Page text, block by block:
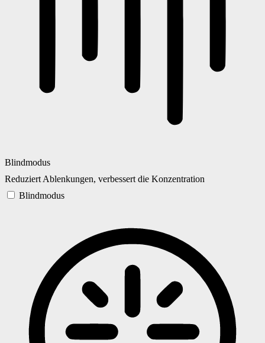
Blindmodus
Reduziert Ablenkungen, verbessert die Konzentration
Blindmodus